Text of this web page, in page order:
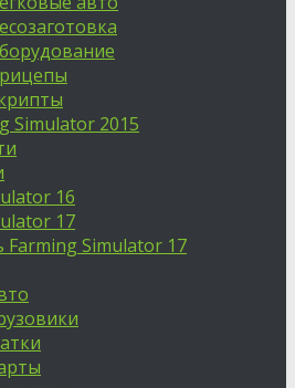
Simulator 2015
16
17
Farming Simulator 17